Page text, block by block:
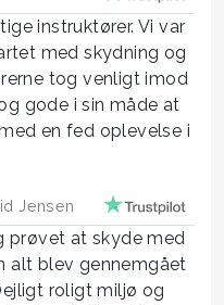
instruktører. Vi var
med skydning og
tog venligt imod
gode i sin måde at
en fed oplevelse i
Jensen
prøvet at skyde med
alt blev gennemgået
roligt miljø og